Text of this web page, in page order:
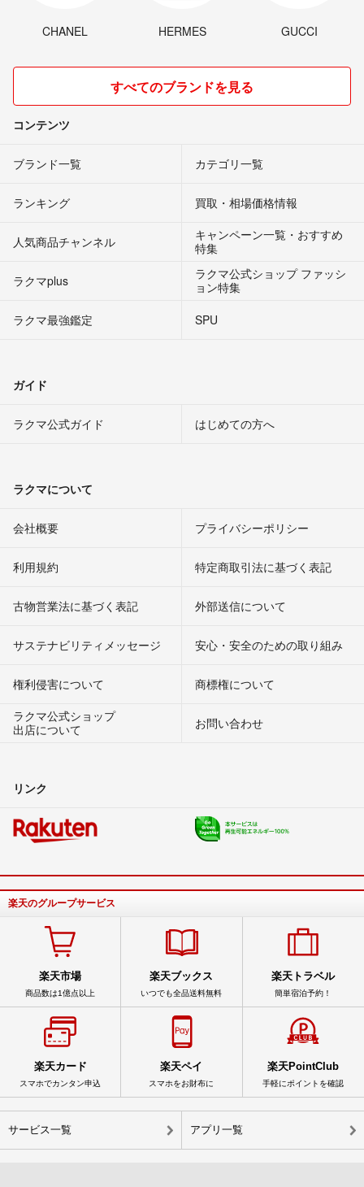
CHANEL HERMES GUCCI
すべてのブランドを見る
コンテンツ
ブランド一覧 カテゴリ一覧
ランキング 買取・相場価格情報
人気商品チャンネル
キャンペーン一覧・おすすめ
特集
ラクマplus
ラクマ公式ショップ ファッシ
ョン特集
ラクマ最強鑑定
SPU
ガイド
ラクマ公式ガイド はじめての方へ
ラクマについて
会社概要 プライバシーポリシー
利用規約 特定商取引法に基づく表記
古物営業法に基づく表記 外部送信について
サステナビリティメッセージ 安心・安全のための取り組み
権利侵害について
商標権について
ラクマ公式ショップ
出店について
お問い合わせ
リンク
楽天のグループサービス
楽天市場
商品数は1億点以上
楽天ブックス
いつでも全品送料無料
楽天トラベル
簡単宿泊予約！
楽天カード
スマホでカンタン申込
楽天ペイ
スマホをお財布に
楽天PointClub
手軽にポイントを確認
サービス一覧 アプリ一覧